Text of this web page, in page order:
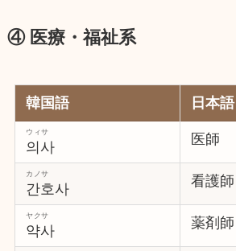
④ 医療・福祉系
韓国語 日本語
의사
ウィサ 医師
간호사
カノサ 看護師
약사
ヤクサ 薬剤師